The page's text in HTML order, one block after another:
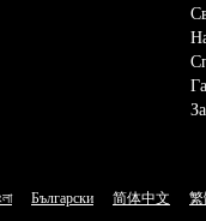
Български 简体中文